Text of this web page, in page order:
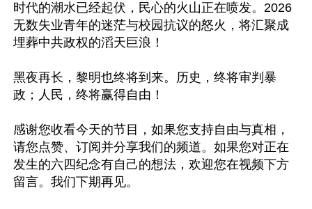
时代的潮水已经起伏，民心的火山正在喷发。2026
无数失业青年的迷茫与校园抗议的怒火，将汇聚成
埋葬中共政权的滔天巨浪！
黑夜再长，黎明也终将到来。历史，终将审判暴
政；人民，终将赢得自由！
感谢您收看今天的节目，如果您支持自由与真相，
请您点赞、订阅并分享我们的频道。如果您对正在
发生的六四纪念有自己的想法，欢迎您在视频下方
留言。我们下期再见。